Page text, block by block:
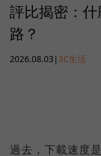
評比揭密：
路？
2026.08.03 | 3C生活
過去，下載速度